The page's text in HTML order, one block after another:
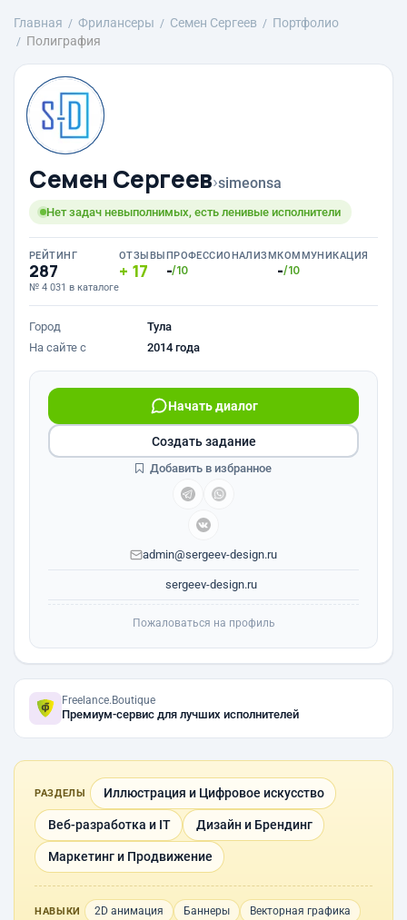
Главная Фрилансеры Семен Сергеев
Портфолио
Полиграфия
Семен Сергеев›simeonsa
Нет задач невыполнимых, есть ленивые исполнители
РЕЙТИНГ
287
№ 4 031 в каталоге
ОТЗЫВЫ
17
ПРОФЕССИОНАЛИЗМ
-/10
КОММУНИКАЦИЯ
-/10
Город
Тула
На сайте с
2014 года
Начать диалог
admin@sergeev-design.ru
sergeev-design.ru
Создать задание
Добавить в избранное
Пожаловаться на профиль
Freelance.Boutique
Премиум-сервис для лучших исполнителей
РАЗДЕЛЫ Иллюстрация и Цифровое искусство
Веб-разработка и IT Дизайн и Брендинг
Маркетинг и Продвижение
НАВЫКИ 2D анимация Баннеры
Векторная графика